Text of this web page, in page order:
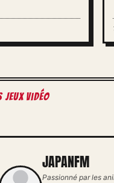
vidéo
JAPANFM
Passionné par les